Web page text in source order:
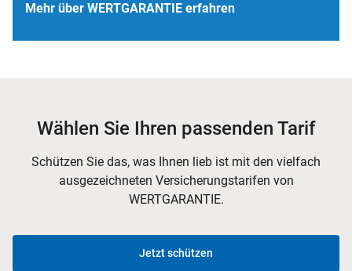
Mehr über WERTGARANTIE erfahren
Wählen Sie Ihren passenden Tarif
Schützen Sie das, was Ihnen lieb ist mit den vielfach
ausgezeichneten Versicherungstarifen von
WERTGARANTIE.
Jetzt schützen